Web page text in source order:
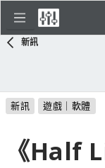
新訊
新訊 遊戲｜軟體
《Half